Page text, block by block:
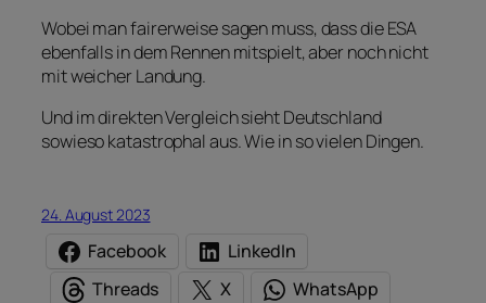
Wobei man fairerweise sagen muss, dass die ESA
ebenfalls in dem Rennen mitspielt, aber noch nicht
mit weicher Landung.
Und im direkten Vergleich sieht Deutschland
sowieso katastrophal aus. Wie in so vielen Dingen.
24. August 2023
Facebook
LinkedIn
Threads
X WhatsApp